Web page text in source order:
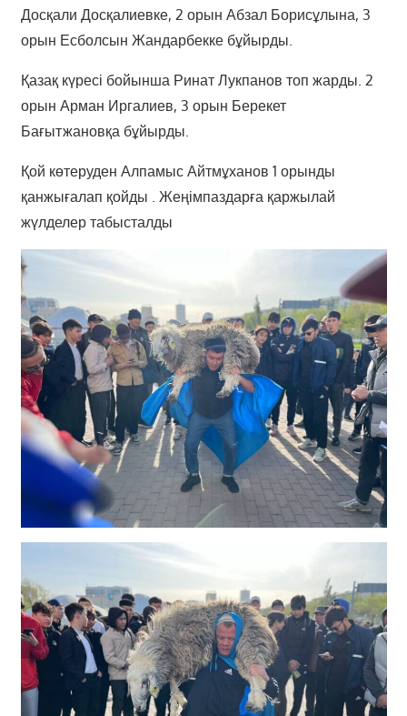
Досқали Досқалиевке, 2 орын Абзал Борисұлына, 3
орын Есболсын Жандарбекке бұйырды.
Қазақ күресі бойынша Ринат Лукпанов топ жарды. 2
орын Арман Иргалиев, 3 орын Берекет
Бағытжановқа бұйырды.
Қой көтеруден Алпамыс Айтмұханов 1 орынды
қанжығалап қойды . Жеңімпаздарға қаржылай
жүлделер табысталды